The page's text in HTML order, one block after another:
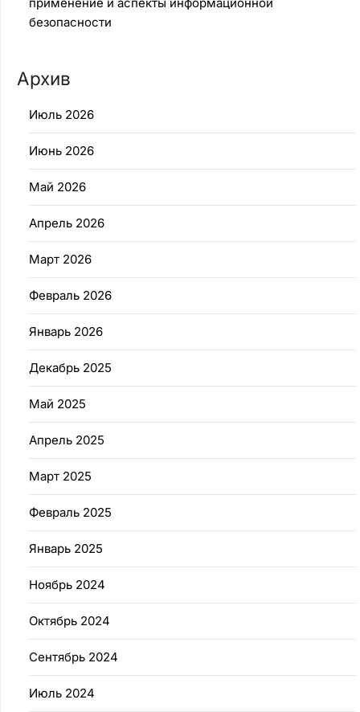
безопасности
Архив
Июль 2026
Июнь 2026
Май 2026
Апрель 2026
Март 2026
Февраль 2026
Январь 2026
Декабрь 2025
Май 2025
Апрель 2025
Март 2025
Февраль 2025
Январь 2025
Ноябрь 2024
Октябрь 2024
Сентябрь 2024
Июль 2024